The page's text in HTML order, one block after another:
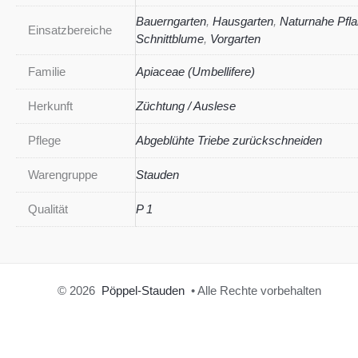
Einsatzbereiche
Bauerngarten, Hausgarten, Naturnahe
Schnittblume, Vorgarten
Familie Apiaceae (Umbellifere)
Herkunft Züchtung / Auslese
Pflege Abgeblühte Triebe zurückschneiden
Warengruppe Stauden
Qualität P 1
© 2026 Pöppel-Stauden • Alle Rechte vorbehalten